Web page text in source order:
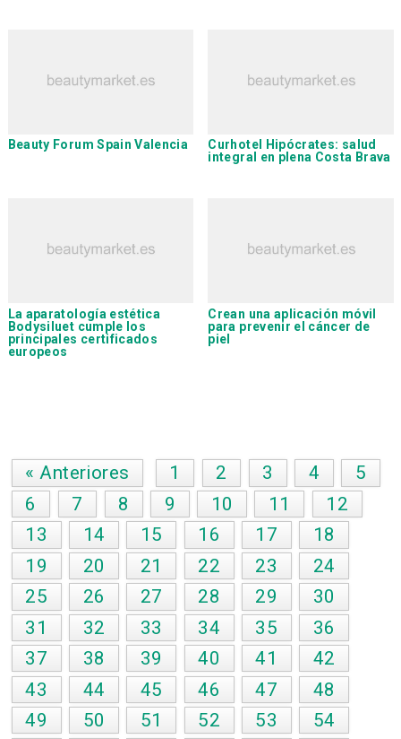
Beauty Forum Spain Valencia Curhotel Hipócrates: salud
integral en plena Costa Brava
La aparatología estética
Bodysiluet cumple los
principales certificados
europeos
Crean una aplicación móvil
para prevenir el cáncer de
piel
« Anteriores 1 2 3 4
5
6
7 8 9 10 11
12
13
14 15 16 17
18
19
20 21 22 23
24
25
26 27 28 29
30
31
32 33 34 35
36
37
38 39 40 41
42
43
44 45 46 47
48
49
50 51 52 53
54